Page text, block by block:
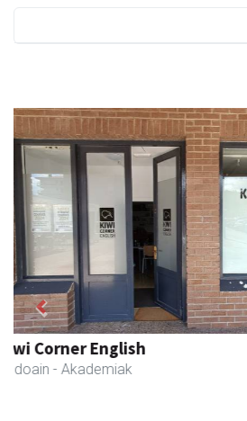
Francisco Mendikute
Andoain - Harategiak
Previous